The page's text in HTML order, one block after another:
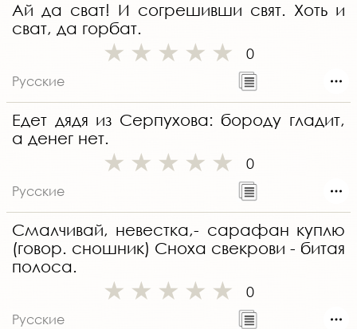
Ай да сват! И согрешивши свят. Хоть и
сват, да горбат.
0
Русские
Едет дядя из Серпухова: бороду гладит,
а денег нет.
0
Русские
Смалчивай, невестка,- сарафан куплю
(говор. сношник) Сноха свекрови - битая
полоса.
0
Русские